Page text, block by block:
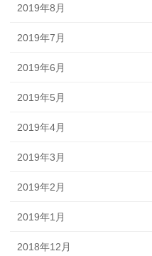
2019年8月
2019年7月
2019年6月
2019年5月
2019年4月
2019年3月
2019年2月
2019年1月
2018年12月